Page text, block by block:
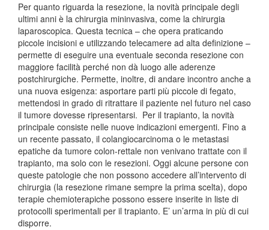
Per quanto riguarda la resezione, la novità principale degli
ultimi anni è la chirurgia mininvasiva, come la chirurgia
laparoscopica. Questa tecnica – che opera praticando
piccole incisioni e utilizzando telecamere ad alta definizione –
permette di eseguire una eventuale seconda resezione con
maggiore facilità perché non dà luogo alle aderenze
postchirurgiche. Permette, inoltre, di andare incontro anche a
una nuova esigenza: asportare parti più piccole di fegato,
mettendosi in grado di ritrattare il paziente nel futuro nel caso
il tumore dovesse ripresentarsi. Per il trapianto, la novità
principale consiste nelle nuove indicazioni emergenti. Fino a
un recente passato, il colangiocarcinoma o le metastasi
epatiche da tumore colon-rettale non venivano trattate con il
trapianto, ma solo con le resezioni. Oggi alcune persone con
queste patologie che non possono accedere all’intervento di
chirurgia (la resezione rimane sempre la prima scelta), dopo
terapie chemioterapiche possono essere inserite in liste di
protocolli sperimentali per il trapianto. E’ un’arma in più di cui
disporre.